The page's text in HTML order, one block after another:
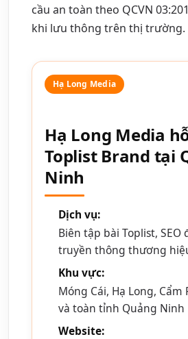
cầu an toàn theo QCVN
khi lưu thông trên thị trường.
Hạ Long Media
Toplist Brand tại
Ninh
Dịch vụ:
Biên tập bài Toplist, SEO
truyền thông thương
Khu vực:
Móng Cái, Hạ Long, Cẩm
và toàn tỉnh Quảng Ninh
Website: